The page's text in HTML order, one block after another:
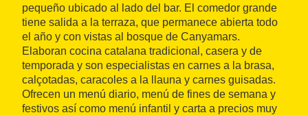
pequeño ubicado al lado del bar. El comedor grande
tiene salida a la terraza, que permanece abierta todo
el año y con vistas al bosque de Canyamars.
Elaboran cocina catalana tradicional, casera y de
temporada y son especialistas en carnes a la brasa,
calçotadas, caracoles a la llauna y carnes guisadas.
Ofrecen un menú diario, menú de fines de semana y
festivos así como menú infantil y carta a precios muy